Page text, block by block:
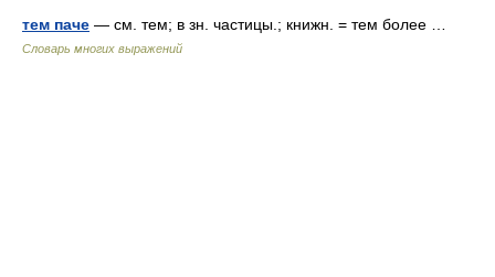
тем паче — см. тем; в зн. частицы.; книжн. = тем более …
Словарь многих выражений